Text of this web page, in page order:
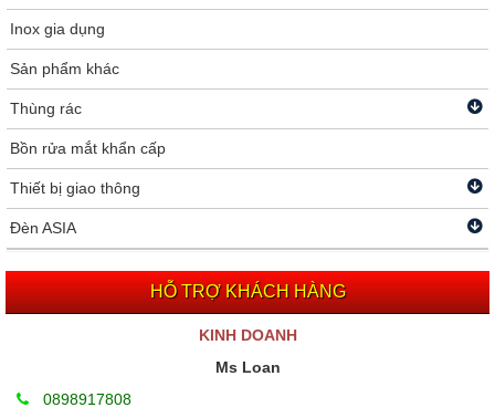
Inox gia dụng
Sản phẩm khác
Thùng rác
Bồn rửa mắt khẩn cấp
Thiết bị giao thông
Đèn ASIA
HỖ TRỢ KHÁCH HÀNG
KINH DOANH
Ms Loan
0898917808